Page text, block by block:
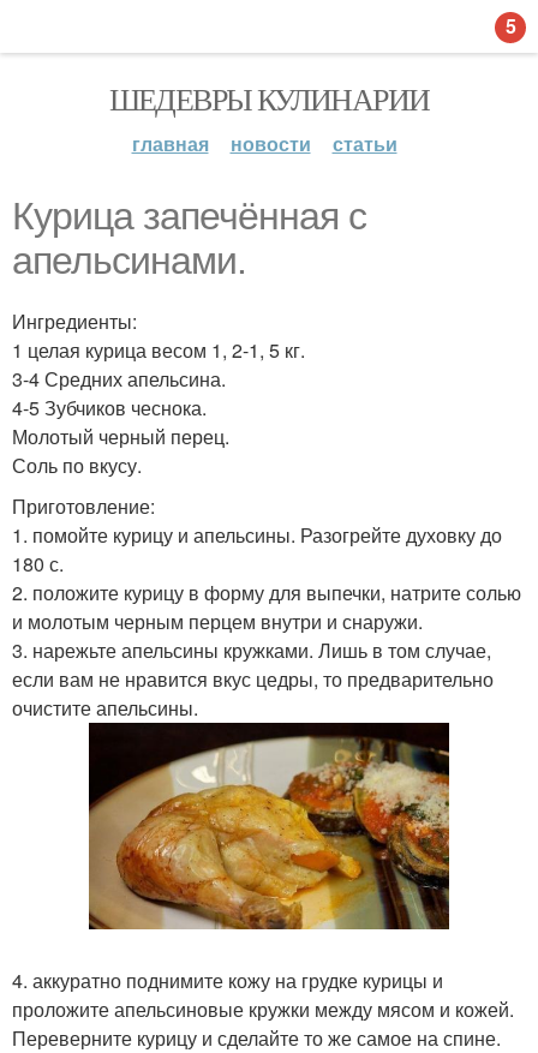
ШЕДЕВРЫ КУЛИНАРИИ
главная новости статьи
Курица запечённая с
апельсинами.
Ингредиенты:
1 целая курица весом 1, 2-1, 5 кг.
3-4 Средних апельсина.
4-5 Зубчиков чеснока.
Молотый черный перец.
Соль по вкусу.
Приготовление:
1. помойте курицу и апельсины. Разогрейте духовку до
180 с.
2. положите курицу в форму для выпечки, натрите солью
и молотым черным перцем внутри и снаружи.
3. нарежьте апельсины кружками. Лишь в том случае,
если вам не нравится вкус цедры, то предварительно
очистите апельсины.
4. аккуратно поднимите кожу на грудке курицы и
проложите апельсиновые кружки между мясом и кожей.
Переверните курицу и сделайте то же самое на спине.
5